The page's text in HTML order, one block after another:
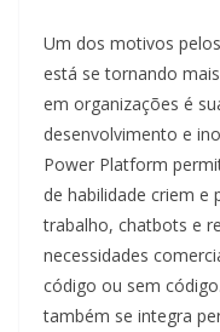
Um dos motivos
está se tornando
em organizações é
desenvolvimento e
Power Platform
de habilidade criem e
trabalho, chatbots e
necessidades
código ou sem
também se integra